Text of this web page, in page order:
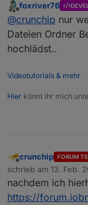
da is
BETA/
ja
foxriver76
@crunchip nur
Dateien Ordner
hochlädst..
Videotutorials & mehr
Hier könnt ihr mich
Offline
crunchip FORUM
schrieb am 13. Feb.
zuletzt editiert von
nachdem ich
https://